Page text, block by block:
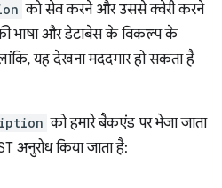
को सेव करने और उससे क्वेरी करने
भाषा और डेटाबेस के विकल्प के
यह देखना मददगार हो सकता है
को हमारे बैकएंड पर भेजा जाता
अनुरोध किया जाता है: